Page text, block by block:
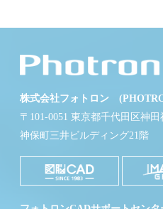
株式会社フォトロン
〒101-0051 東京都千代田区神
神保町三井ビルディング21階